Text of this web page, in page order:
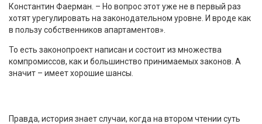
Константин Фаерман. – Но вопрос этот уже не в первый раз
хотят урегулировать на законодательном уровне. И вроде как
в пользу собственников апартаментов».
То есть законопроект написан и состоит из множества
компромиссов, как и большинство принимаемых законов. А
значит – имеет хорошие шансы.
Правда, история знает случаи, когда на втором чтении суть